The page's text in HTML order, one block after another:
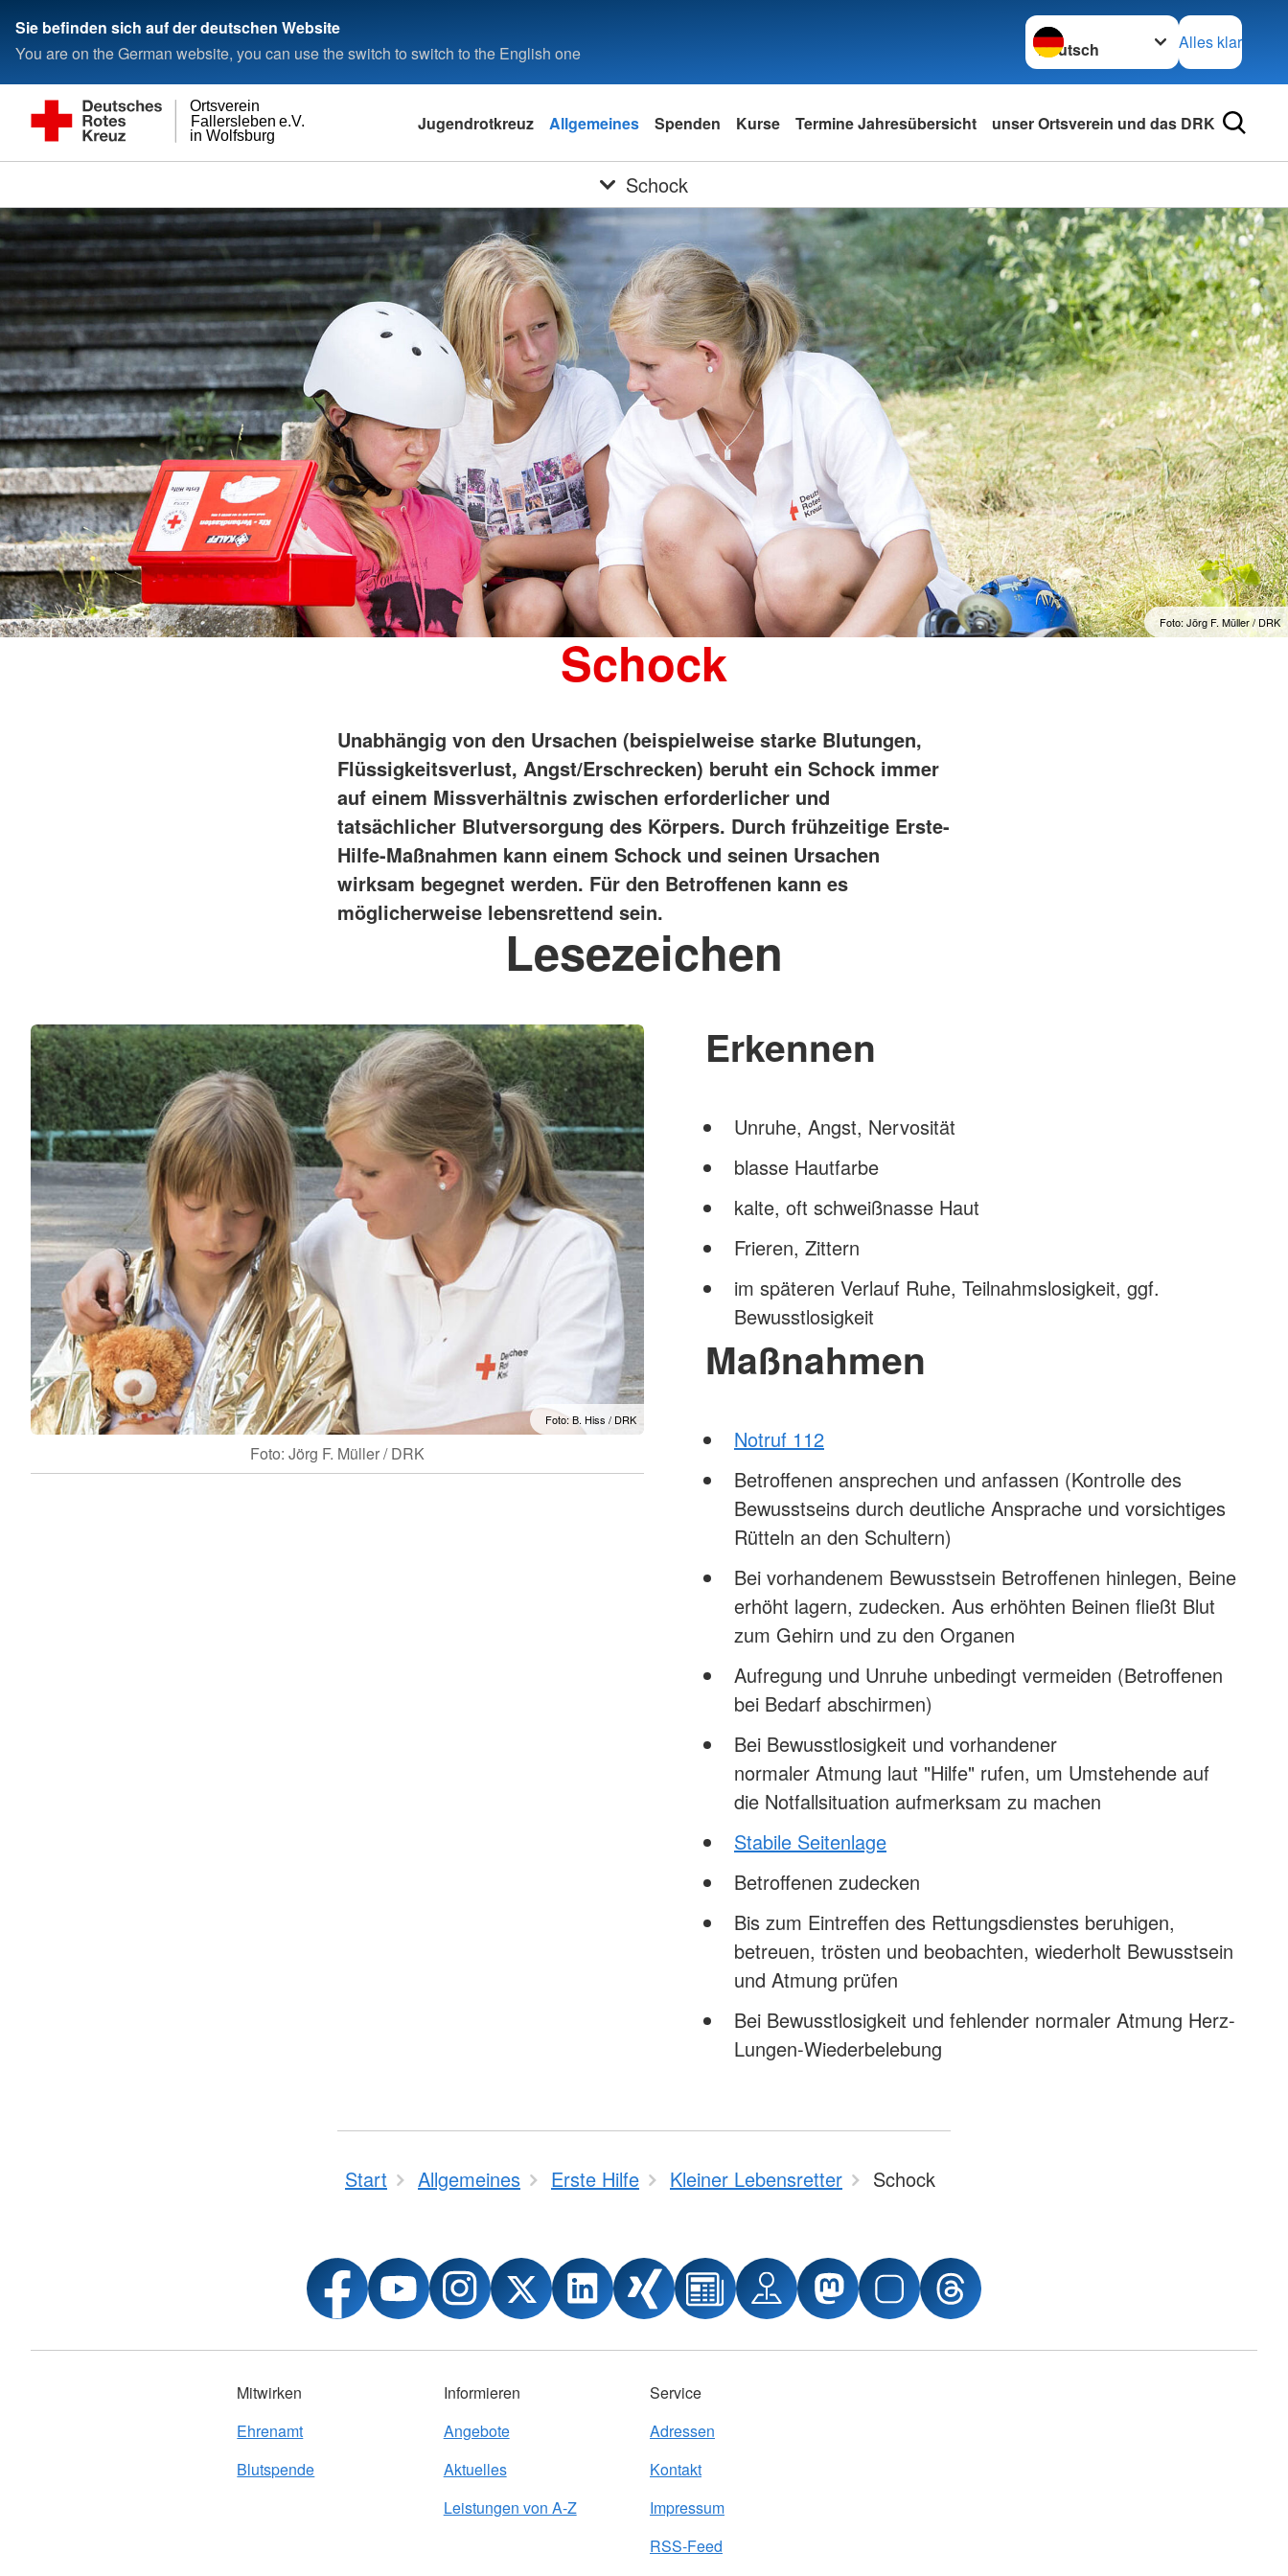
Sie befinden sich auf der deutschen Website
You are on the German website, you can use the switch to switch to the English one
Sprache wechseln zu
Alles klar
in Wolfsburg
Fallersleben e.V.
Ortsverein
Jugendrotkreuz Allgemeines Spenden Kurse Termine Jahresübersicht unser Ortsverein und das DRK
Schock
Foto: Jörg F. Müller / DRK
Schock
Unabhängig von den Ursachen (beispielweise starke Blutungen,
Flüssigkeitsverlust, Angst/Erschrecken) beruht ein Schock immer
auf einem Missverhältnis zwischen erforderlicher und
tatsächlicher Blutversorgung des Körpers. Durch frühzeitige Erste-
Hilfe-Maßnahmen kann einem Schock und seinen Ursachen
wirksam begegnet werden. Für den Betroffenen kann es
möglicherweise lebensrettend sein.
Lesezeichen
Foto: B. Hiss / DRK
Foto: Jörg F. Müller / DRK
Erkennen
Unruhe, Angst, Nervosität
blasse Hautfarbe
kalte, oft schweißnasse Haut
Frieren, Zittern
im späteren Verlauf Ruhe, Teilnahmslosigkeit, ggf.
Bewusstlosigkeit
Maßnahmen
Notruf 112
Betroffenen ansprechen und anfassen (Kontrolle des
Bewusstseins durch deutliche Ansprache und vorsichtiges
Rütteln an den Schultern)
Bei vorhandenem Bewusstsein Betroffenen hinlegen, Beine
erhöht lagern, zudecken. Aus erhöhten Beinen fließt Blut
zum Gehirn und zu den Organen
Aufregung und Unruhe unbedingt vermeiden (Betroffenen
bei Bedarf abschirmen)
Bei Bewusstlosigkeit und vorhandener
normaler Atmung laut "Hilfe" rufen, um Umstehende auf
die Notfallsituation aufmerksam zu machen
Stabile Seitenlage
Betroffenen zudecken
Bis zum Eintreffen des Rettungsdienstes beruhigen,
betreuen, trösten und beobachten, wiederholt Bewusstsein
und Atmung prüfen
Bei Bewusstlosigkeit und fehlender normaler Atmung Herz-
Lungen-Wiederbelebung
Start Allgemeines Erste Hilfe Kleiner Lebensretter Schock
Mitwirken
Ehrenamt
Blutspende
Informieren
Angebote
Aktuelles
Leistungen von A-Z
Service
Adressen
Kontakt
Impressum
RSS-Feed